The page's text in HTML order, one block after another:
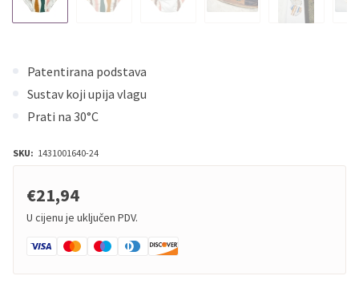
Patentirana podstava
Sustav koji upija vlagu
Prati na 30°C
SKU: 1431001640-24
€21,94
U cijenu je uključen PDV.